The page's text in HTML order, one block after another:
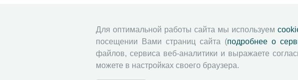
Для оптимальной работы сайта мы используем
посещении Вами страниц сайта (подробнее о
файлов, сервиса веб-аналитики и выражаете
можете в настройках своего браузера.